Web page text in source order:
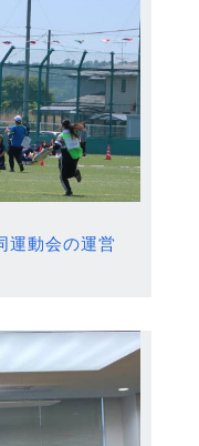
運動会の運営